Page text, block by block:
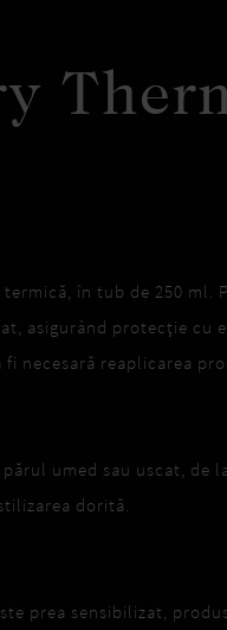
în tub de 250 ml.
asigurând protecție cu
necesară reaplicarea
umed sau uscat, de
dorită.
prea sensibilizat,